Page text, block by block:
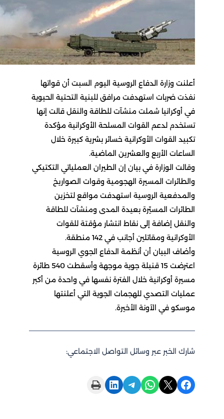
أعلنت وزارة الدفاع الروسية اليوم السبت أن قواتها
نفذت ضربات استهدفت مرافق للبنية التحتية الحيوية
في أوكرانيا شملت منشآت للطاقة والنقل قالت إنها
تستخدم لدعم القوات المسلحة الأوكرانية مؤكدة
تكبيد القوات الأوكرانية خسائر بشرية كبيرة خلال
الساعات الأربع والعشرين الماضية.
وقالت الوزارة في بيان إن الطيران العملياتي التكتيكي
والطائرات المسيرة الهجومية وقوات الصواريخ
والمدفعية الروسية استهدفت مواقع لتخزين
الطائرات المسيّرة بعيدة المدى ومنشآت للطاقة
والنقل إضافة إلى نقاط انتشار مؤقتة للقوات
الأوكرانية ومقاتلين أجانب في 142 منطقة.
وأضاف البيان أن أنظمة الدفاع الجوي الروسية
اعترضت 15 قنبلة جوية موجهة وأسقطت 540 طائرة
مسيرة أوكرانية خلال الفترة نفسها في واحدة من أكبر
عمليات التصدي للهجمات الجوية التي أعلنتها
موسكو في الآونة الأخيرة.
شارك الخبر عبر وسائل التواصل الاجتماعي:
Share on Facebook
Share on X
Share on WhatsApp
Share on Telegram
Share on LinkedIn
Print this Page